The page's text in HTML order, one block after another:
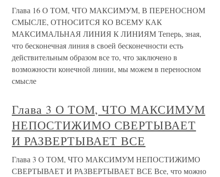
Глава 16 О ТОМ, ЧТО МАКСИМУМ, В ПЕРЕНОСНОМ
СМЫСЛЕ, ОТНОСИТСЯ КО ВСЕМУ КАК
МАКСИМАЛЬНАЯ ЛИНИЯ К ЛИНИЯМ Теперь, зная,
что бесконечная линия в своей бесконечности есть
действительным образом все то, что заключено в
возможности конечной линии, мы можем в переносном
смысле
Глава 3 О ТОМ, ЧТО МАКСИМУМ
НЕПОСТИЖИМО СВЕРТЫВАЕТ
И РАЗВЕРТЫВАЕТ ВСЕ
Глава 3 О ТОМ, ЧТО МАКСИМУМ НЕПОСТИЖИМО
СВЕРТЫВАЕТ И РАЗВЕРТЫВАЕТ ВСЕ Все, что можно